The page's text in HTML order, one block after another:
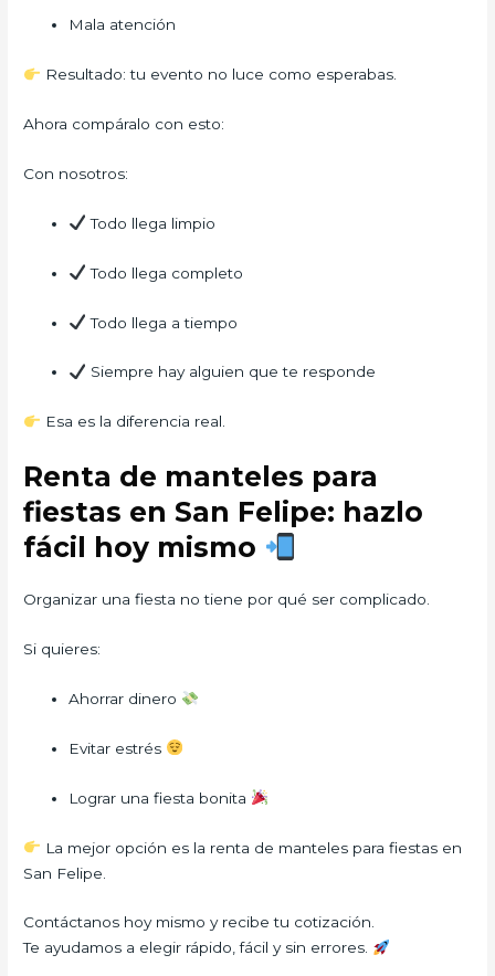
Mala atención
Resultado: tu evento no luce como esperabas.
Ahora compáralo con esto:
Con nosotros:
Todo llega limpio
Todo llega completo
Todo llega a tiempo
Siempre hay alguien que te responde
Esa es la diferencia real.
Renta de manteles para
fiestas en San Felipe: hazlo
fácil hoy mismo
Organizar una fiesta no tiene por qué ser complicado.
Si quieres:
Ahorrar dinero
Evitar estrés
Lograr una fiesta bonita
La mejor opción es la renta de manteles para fiestas en
San Felipe.
Contáctanos hoy mismo y recibe tu cotización.
Te ayudamos a elegir rápido, fácil y sin errores.